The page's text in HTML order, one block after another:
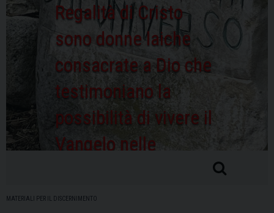
Regalità di Cristo
sono donne laiche
consacrate a Dio che
testimoniano la
possibilità di vivere il
Vangelo nelle
ordinarie condizioni di
vita
MATERIALI PER IL DISCERNIMENTO